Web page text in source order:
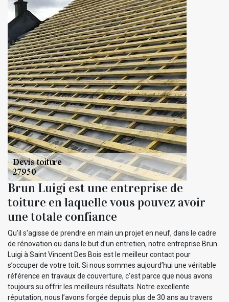
Brun Luigi est une entreprise de
toiture en laquelle vous pouvez avoir
une totale confiance
Qu'il s'agisse de prendre en main un projet en neuf, dans le cadre
de rénovation ou dans le but d’un entretien, notre entreprise Brun
Luigi à Saint Vincent Des Bois est le meilleur contact pour
s’occuper de votre toit. Si nous sommes aujourd’hui une véritable
référence en travaux de couverture, c’est parce que nous avons
toujours su offrir les meilleurs résultats. Notre excellente
réputation, nous l’avons forgée depuis plus de 30 ans au travers